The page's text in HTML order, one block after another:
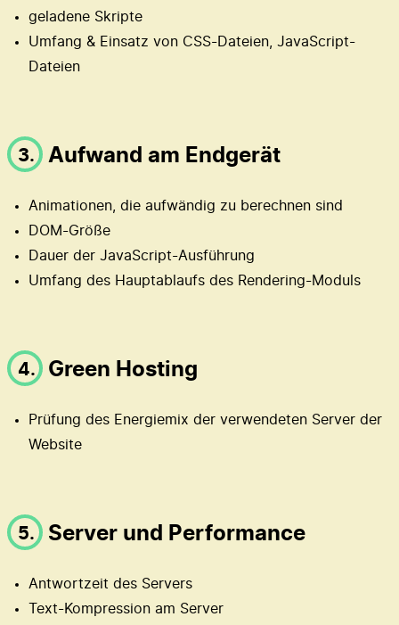
geladene Skripte
Umfang & Einsatz von CSS-Dateien, JavaScript-
Dateien
3. Aufwand am Endgerät
Animationen, die aufwändig zu berechnen sind
DOM-Größe
Dauer der JavaScript-Ausführung
Umfang des Hauptablaufs des Rendering-Moduls
4. Green Hosting
Prüfung des Energiemix der verwendeten Server der
Website
5. Server und Performance
Antwortzeit des Servers
Text-Kompression am Server